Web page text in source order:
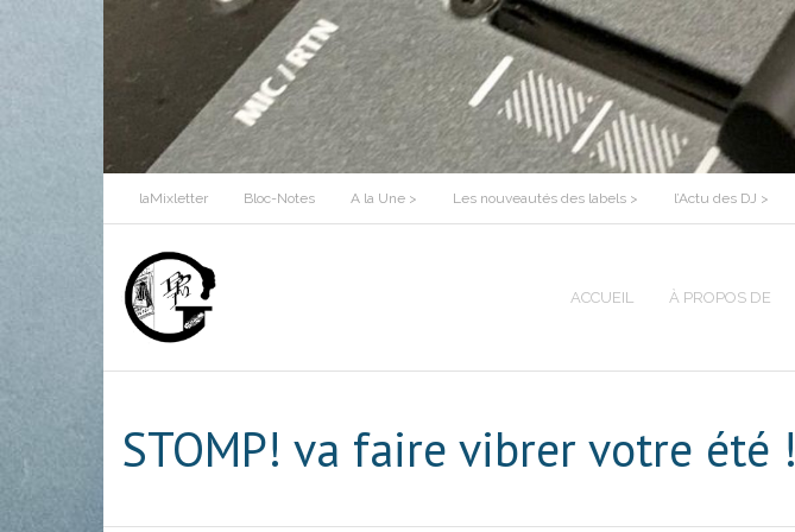
content
laMixletter Bloc-Notes A la Une > Les nouveautés des labels > l’Actu des DJ >
ACCUEIL À PROPOS DE
STOMP! va faire vibrer votre été !